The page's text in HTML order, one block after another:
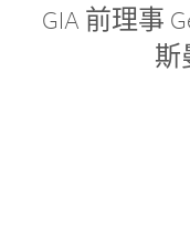
GIA 前理事
斯